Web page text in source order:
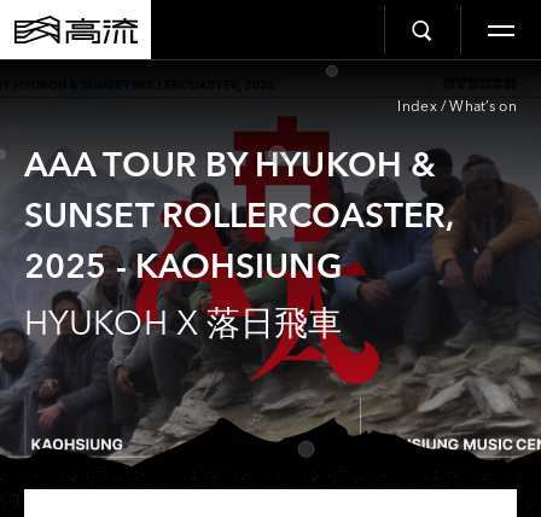
Index / What’s on
AAA TOUR BY HYUKOH &
SUNSET ROLLERCOASTER,
2025 - KAOHSIUNG
HYUKOH X 落日飛車